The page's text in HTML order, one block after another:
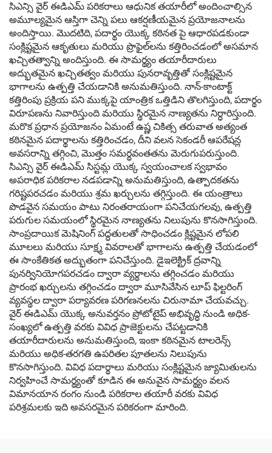
సిఎన్సి వైర్ ఈడిఎమ్ పరికరాలు ఆధునిక తయారీలో అందించాల్సిన
అమూల్యమైన ఆస్తిగా చెన్ని పలు ఆకర్షణీయమైన ప్రయోజనాలను
అందిస్తాయి. మొదటిది, పదార్థం యొక్క కఠినత పై ఆధారపడకుండా
సంక్లిష్టమైన ఆకృతులు మరియు ప్రొఫైల్‌లను కత్తిరించడంలో అసమాన
ఖచ్చితత్వాన్ని అందిస్తుంది. ఈ సామర్థ్యం తయారీదారులు
అద్భుతమైన ఖచ్చితత్వం మరియు పునరావృత్తితో సంక్లిష్టమైన
భాగాలను ఉత్పత్తి చేయడానికి అనుమతిస్తుంది. నాన్-కాంటాక్ట్
కత్తిరింపు ప్రక్రియ పని ముక్కపై యాంత్రిక ఒత్తిడిని తొలగిస్తుంది, పదార్థం
విరూపణను నివారిస్తుంది మరియు స్థిరమైన నాణ్యతను నిర్ధారిస్తుంది.
మరొక ప్రధాన ప్రయోజనం ఏమంటే ఉష్ణ చికిత్స తరువాత అత్యంత
కఠినమైన పదార్థాలను కత్తిరించడం, దీని వలన సెకండరీ ఆపరేషన్ల
అవసరాన్ని తగ్గించి, మొత్తం సమర్థవంతతను మెరుగుపరుస్తుంది.
సిఎన్సి వైర్ ఈడిఎమ్ సిస్టమ్ల యొక్క స్వయంచాలక స్వభావం
అపరాధిక పరికరాల నడపడాన్ని అనుమతిస్తుంది, ఉత్పాదకతను
గరిష్టపరచడం మరియు శ్రమ ఖర్చులను తగ్గిస్తుంది. ఈ యంత్రాలు
పొడవైన సమయం పాటు నిరంతరాయంగా పనిచేయగలవు, ఉత్పత్తి
పరుగుల సమయంలో స్థిరమైన నాణ్యతను నిలుపును కొనసాగిస్తుంది.
సాంప్రదాయిక మెషినింగ్ పద్ధతులతో సాధించడం క్లిష్టమైన లోపలి
మూలలు మరియు సూక్ష్మ వివరాలతో భాగాలను ఉత్పత్తి చేయడంలో
ఈ సాంకేతికత అద్భుతంగా పనిచేస్తుంది. డైఇలెక్ట్రిక్ ద్రవాన్ని
పునర్వినియోగపరచడం ద్వారా వ్యర్థాలను తగ్గించడం మరియు
ప్రారంభ ఖర్చులను తగ్గించడం ద్వారా మూసివేసిన లూప్ ఫిల్టరింగ్
వ్యవస్థల ద్వారా పర్యావరణ పరిగణనలను చిరునామా చేయవచ్చు.
వైర్ ఈడిఎమ్ యొక్క అనువర్తనం ప్రోటోటైప్ అభివృద్ధి నుండి అధిక-
సంఖ్యలో ఉత్పత్తి వరకు వివిధ ప్రాజెక్టులను చేపట్టడానికి
తయారీదారులను అనుమతిస్తుంది, ఇంకా కఠినమైన టాలరెన్స్
మరియు అధిక-తరగతి ఉపరితల పూతలను నిలుపును
కొనసాగిస్తుంది. వివిధ పదార్థాలు మరియు సంక్లిష్టమైన జ్యామితులను
నిర్వహించే సామర్థ్యంతో కూడిన ఈ అనువైన సామర్థ్యం వలన
విమానయాన రంగం నుండి పరికరాల తయారీ వరకు వివిధ
పరిశ్రమలకు ఇది అవసరమైన పరికరంగా మారింది.